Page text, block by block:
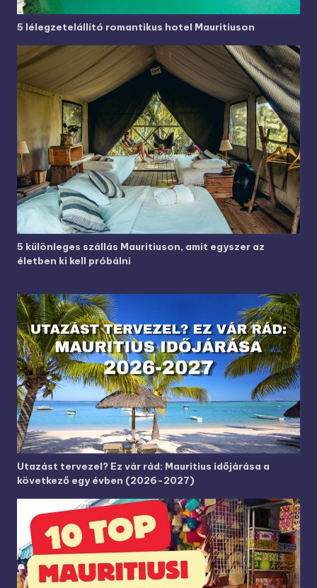
5 lélegzetelállító romantikus hotel Mauritiuson
5 különleges szállás Mauritiuson, amit egyszer az
életben ki kell próbálni
Utazást tervezel? Ez vár rád: Mauritius időjárása a
következő egy évben (2026-2027)